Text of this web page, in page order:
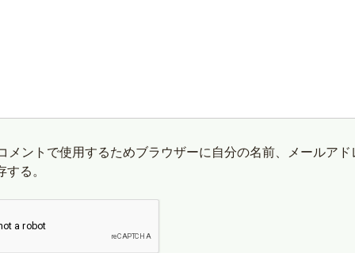
メントで使用するためブラウザーに自分の名前、メールアド
る。